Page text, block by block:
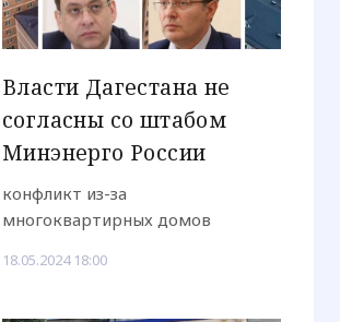
Власти Дагестана не
согласны со штабом
Минэнерго России
конфликт из-за
многоквартирных домов
18.05.2024 18:00